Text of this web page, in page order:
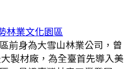
林業文化園區
前身為大雪山林業公司，曾
製材廠，為全臺首先導入美